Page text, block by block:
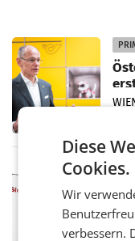
Diese
Cookies.
Wir
verbessern.